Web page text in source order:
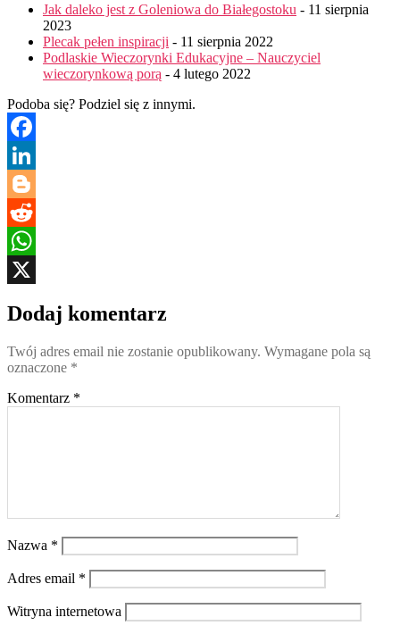
Jak daleko jest z Goleniowa do Białegostoku - 11 sierpnia
2023
Plecak pełen inspiracji - 11 sierpnia 2022
Podlaskie Wieczorynki Edukacyjne – Nauczyciel
wieczorynkową porą - 4 lutego 2022
Podoba się? Podziel się z innymi.
Facebook
LinkedIn
Blogger
Reddit
WhatsApp
Dodaj komentarz
Twój adres email nie zostanie opublikowany. Wymagane pola są
oznaczone *
Komentarz *
Nazwa *
Adres email *
Witryna internetowa